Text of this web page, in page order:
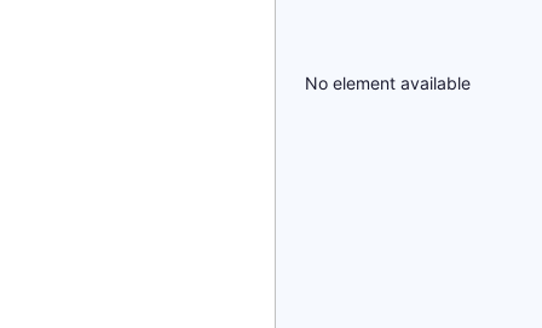
No element available